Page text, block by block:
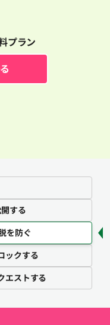
する
を防ぐ
ックする
エストする
プラン